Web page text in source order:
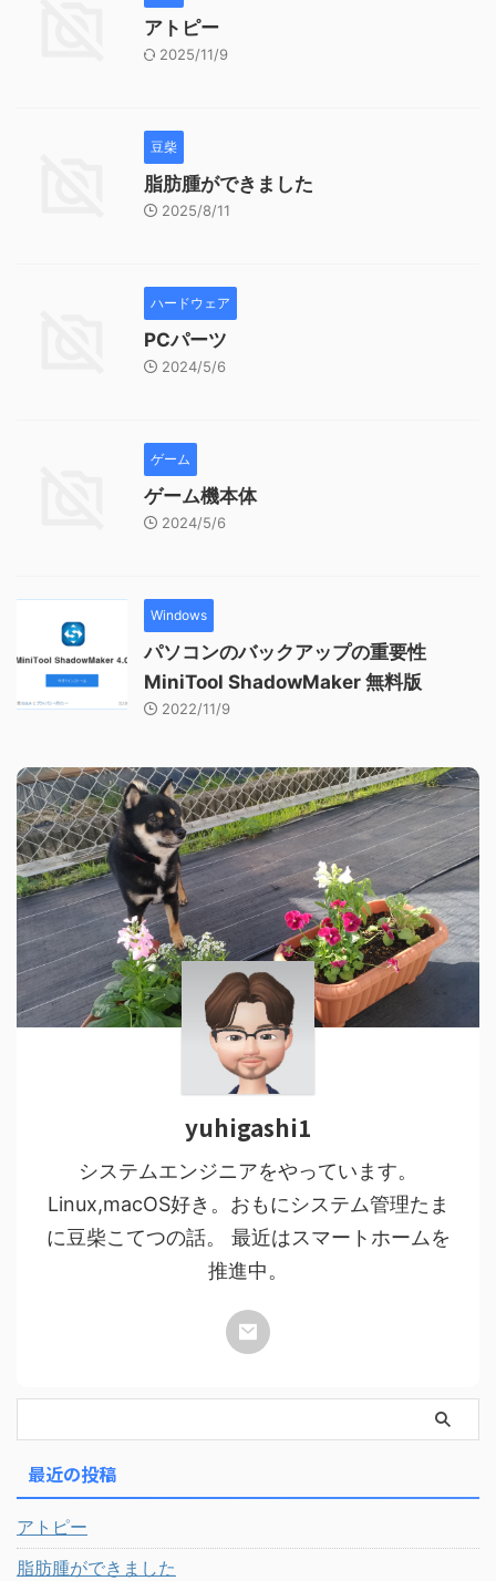
アトピー
2025/11/9
豆柴
脂肪腫ができました
2025/8/11
ハードウェア
PCパーツ
2024/5/6
ゲーム
ゲーム機本体
2024/5/6
Windows
パソコンのバックアップの重要性
MiniTool ShadowMaker 無料版
2022/11/9
yuhigashi1
システムエンジニアをやっています。
Linux,macOS好き。おもにシステム管理たま
に豆柴こてつの話。 最近はスマートホームを
推進中。
最近の投稿
アトピー
脂肪腫ができました